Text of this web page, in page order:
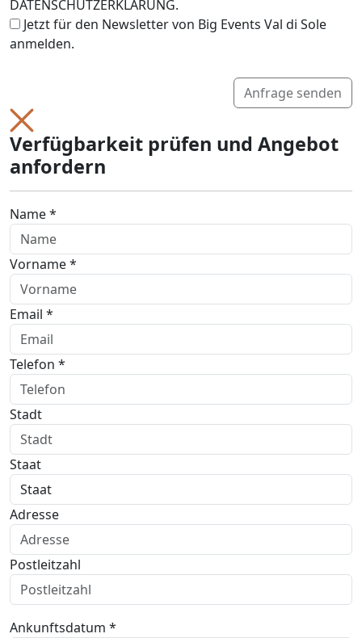
DATENSCHUTZERKLÄRUNG.
Jetzt für den Newsletter von Big Events Val di Sole
anmelden.
Anfrage senden
Verfügbarkeit prüfen und Angebot
anfordern
Name *
Vorname *
Email *
Telefon *
Stadt
Staat
Adresse
Postleitzahl
Ankunftsdatum *